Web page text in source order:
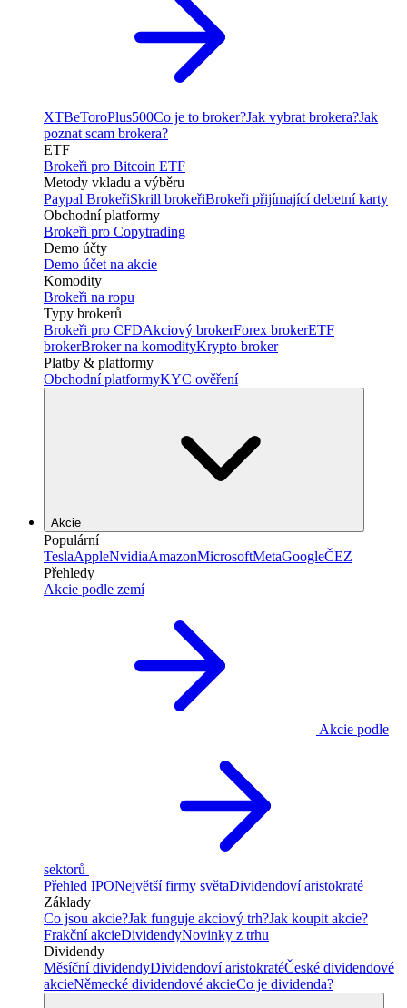
XTBeToroPlus500Co je to broker?Jak vybrat brokera?Jak
poznat scam brokera?
ETF
Brokeři pro Bitcoin ETF
Metody vkladu a výběru
Paypal BrokeřiSkrill brokeřiBrokeři přijímající debetní karty
Obchodní platformy
Brokeři pro Copytrading
Demo účty
Demo účet na akcie
Komodity
Brokeři na ropu
Typy brokerů
Brokeři pro CFDAkciový brokerForex brokerETF
brokerBroker na komodityKrypto broker
Platby & platformy
Obchodní platformyKYC ověření
Akcie
Populární
TeslaAppleNvidiaAmazonMicrosoftMetaGoogleČEZ
Přehledy
Akcie podle zemí
Akcie podle
sektorů
Přehled IPONejvětší firmy světaDividendoví aristokraté
Základy
Co jsou akcie?Jak funguje akciový trh?Jak koupit akcie?
Frakční akcieDividendyNovinky z trhu
Dividendy
Měsíční dividendyDividendoví aristokratéČeské dividendové
akcieNěmecké dividendové akcieCo je dividenda?